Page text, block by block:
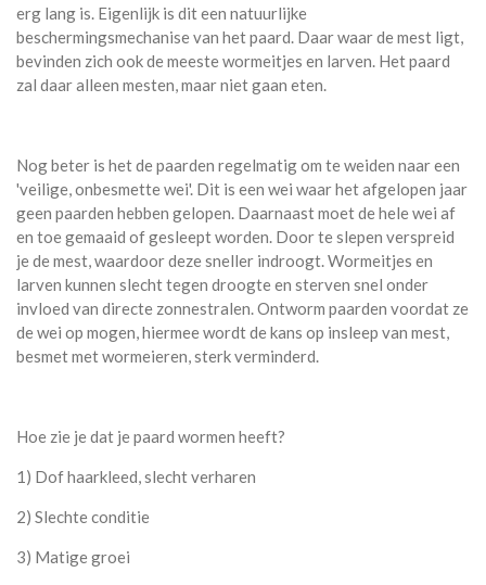
erg lang is. Eigenlijk is dit een natuurlijke
beschermingsmechanise van het paard. Daar waar de mest ligt,
bevinden zich ook de meeste wormeitjes en larven. Het paard
zal daar alleen mesten, maar niet gaan eten.
Nog beter is het de paarden regelmatig om te weiden naar een
'veilige, onbesmette wei'. Dit is een wei waar het afgelopen jaar
geen paarden hebben gelopen. Daarnaast moet de hele wei af
en toe gemaaid of gesleept worden. Door te slepen verspreid
je de mest, waardoor deze sneller indroogt. Wormeitjes en
larven kunnen slecht tegen droogte en sterven snel onder
invloed van directe zonnestralen. Ontworm paarden voordat ze
de wei op mogen, hiermee wordt de kans op insleep van mest,
besmet met wormeieren, sterk verminderd.
Hoe zie je dat je paard wormen heeft?
1) Dof haarkleed, slecht verharen
2) Slechte conditie
3) Matige groei